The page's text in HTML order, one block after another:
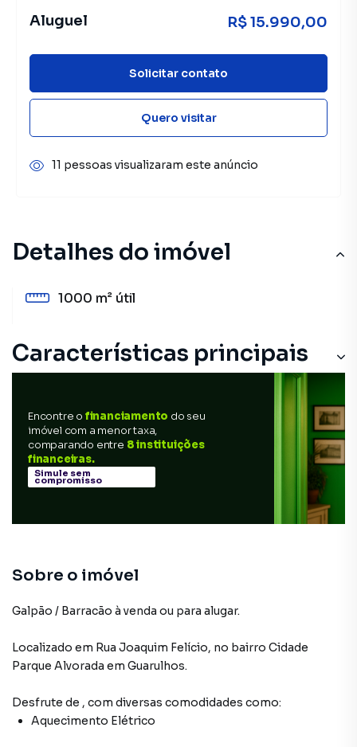
Detalhes do imóvel
1000 m² útil
Características principais
Encontre o financiamento do seu
imóvel com a menor taxa,
comparando entre 8 instituições
financeiras.
Simule sem
compromisso
Sobre o imóvel
Galpão / Barracão à venda ou para alugar.
Localizado em Rua Joaquim Felício, no bairro Cidade
Parque Alvorada em Guarulhos.
Desfrute de , com diversas comodidades como:
Aquecimento Elétrico
Aluguel R$ 15.990,00
Solicitar contato
Quero visitar
11 pessoas visualizaram este anúncio